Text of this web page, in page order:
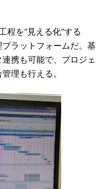
程を“見える化”する
ラットフォームだ。基
携も可能で、プロジェ
理も行える。